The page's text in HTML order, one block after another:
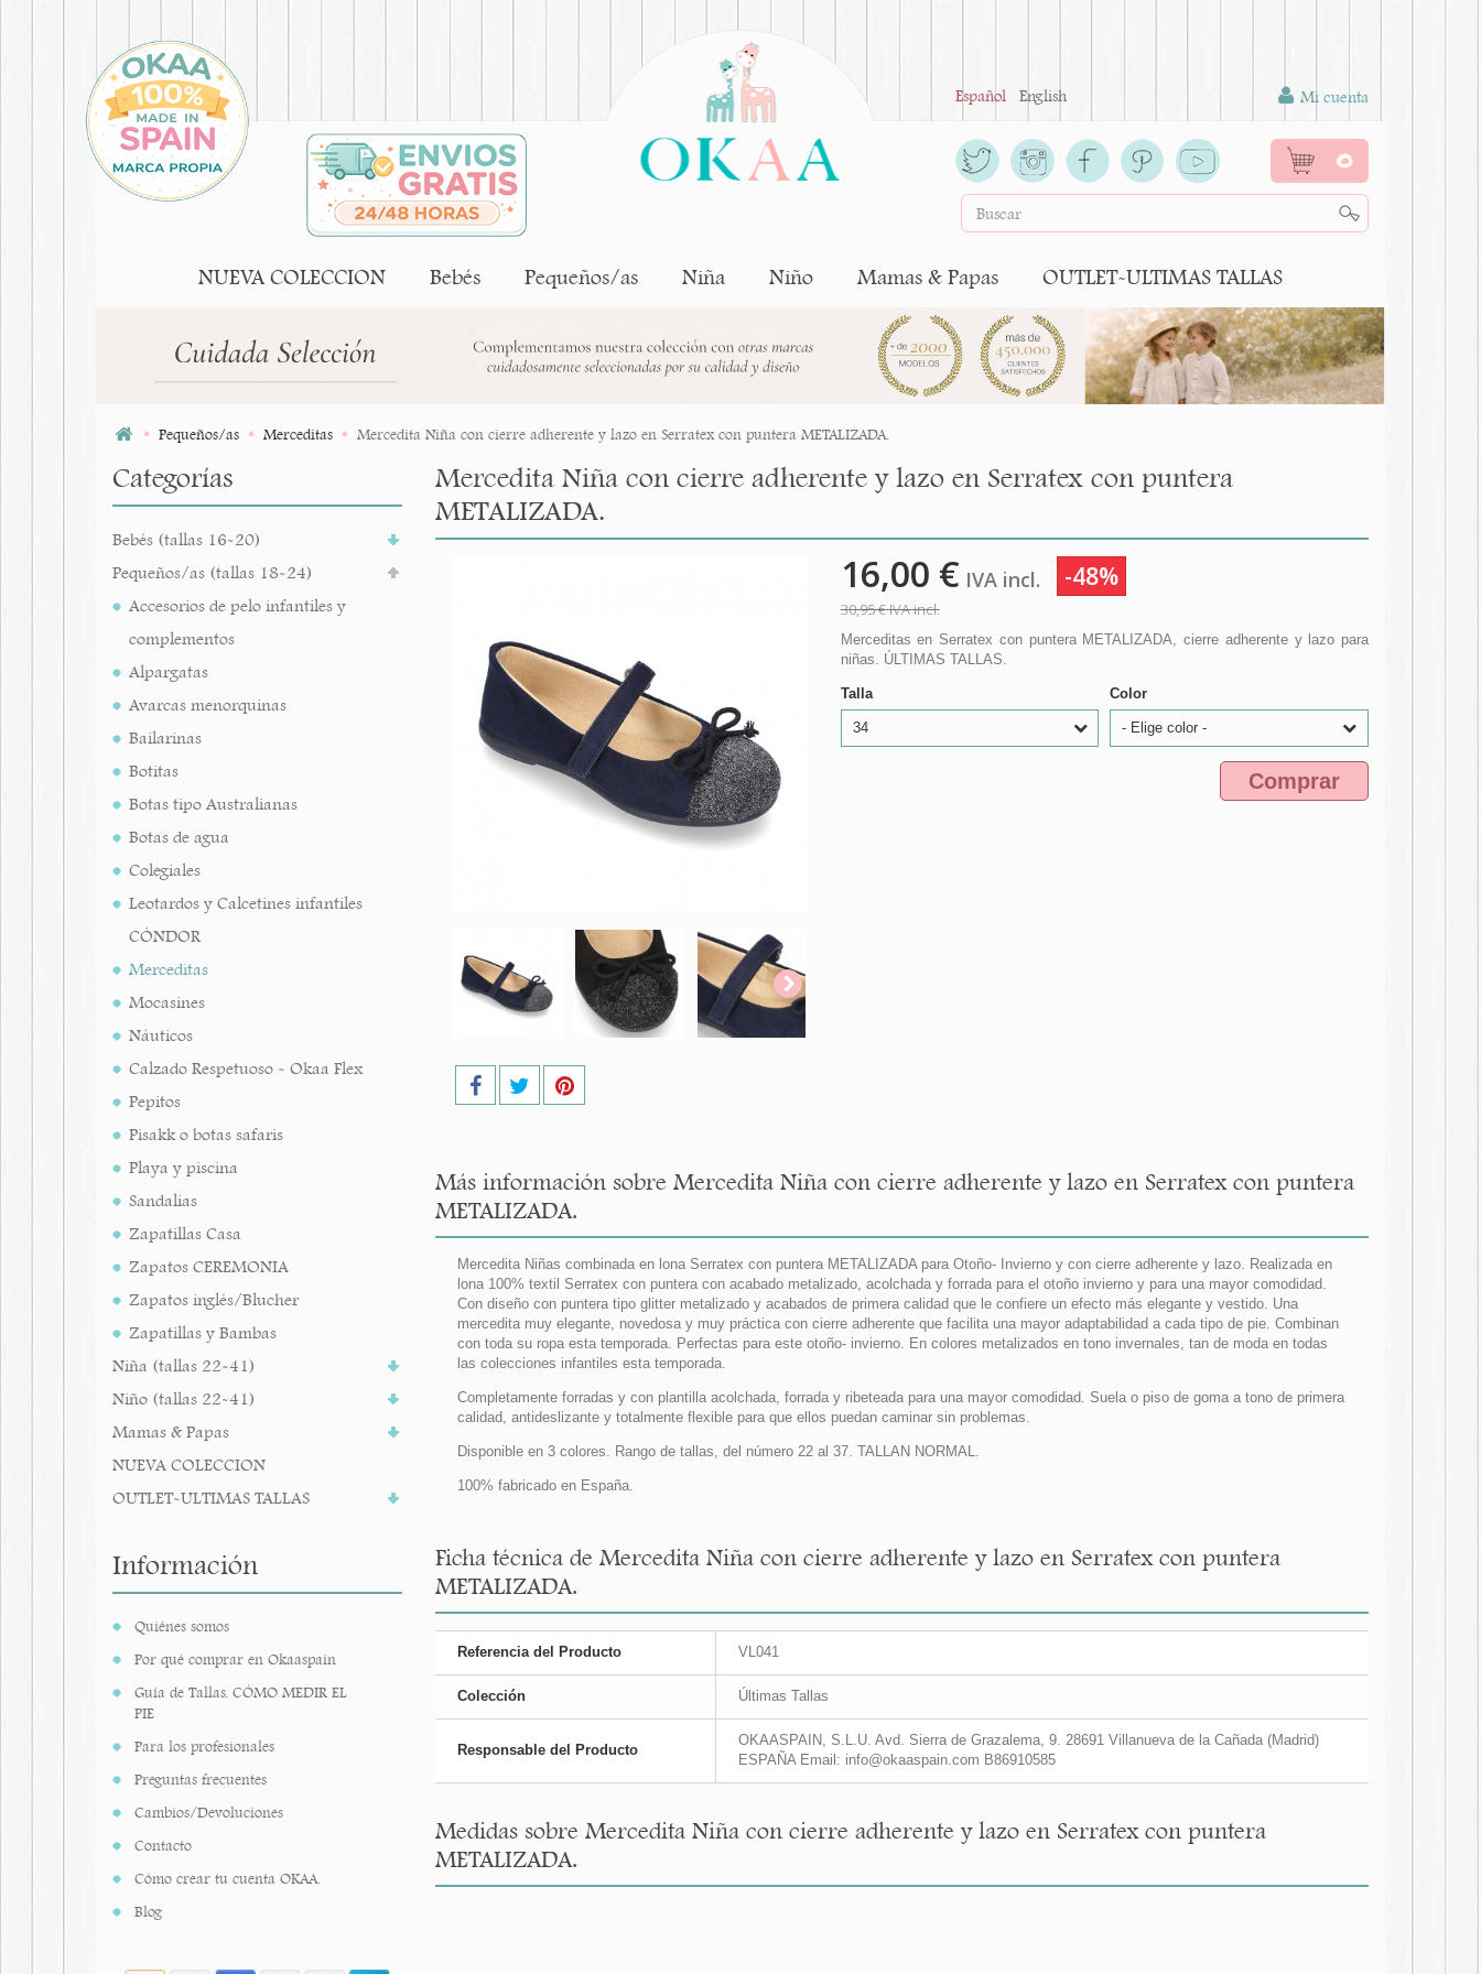
Español English Mi cuenta
0
NUEVA COLECCION Bebés Pequeños/as Niña Niño Mamas & Papas OUTLET-ULTIMAS TALLAS
Pequeños/as Merceditas Mercedita Niña con cierre adherente y lazo en Serratex con puntera METALIZADA.
Categorías
Bebés (tallas 16-20)
Pequeños/as (tallas 18-24)
Accesorios de pelo infantiles y
complementos
Alpargatas
Avarcas menorquinas
Bailarinas
Botitas
Botas tipo Australianas
Botas de agua
Colegiales
Leotardos y Calcetines infantiles
CÓNDOR
Merceditas
Mocasines
Náuticos
Calzado Respetuoso - Okaa Flex
Pepitos
Pisakk o botas safaris
Playa y piscina
Sandalias
Zapatillas Casa
Zapatos CEREMONIA
Zapatos inglés/Blucher
Zapatillas y Bambas
Niña (tallas 22-41)
Niño (tallas 22-41)
Mamas & Papas
NUEVA COLECCION
OUTLET-ULTIMAS TALLAS
Información
Quiénes somos
Por qué comprar en Okaaspain
Guía de Tallas. CÓMO MEDIR EL
PIE
Para los profesionales
Preguntas frecuentes
Cambios/Devoluciones
Contacto
Cómo crear tu cuenta OKAA.
Blog
Mercedita Niña con cierre adherente y lazo en Serratex con puntera
METALIZADA.
16,00 € IVA incl. -48%
30,95 €IVA incl.
Merceditas en Serratex con puntera METALIZADA, cierre adherente y lazo para
niñas. ÚLTIMAS TALLAS.
Talla
34
Color
- Elige color -
Comprar
Más información sobre Mercedita Niña con cierre adherente y lazo en Serratex con puntera
METALIZADA.
Mercedita Niñas combinada en lona Serratex con puntera METALIZADA para Otoño- Invierno y con cierre adherente y lazo. Realizada en
lona 100% textil Serratex con puntera con acabado metalizado, acolchada y forrada para el otoño invierno y para una mayor comodidad.
Con diseño con puntera tipo glitter metalizado y acabados de primera calidad que le confiere un efecto más elegante y vestido. Una
mercedita muy elegante, novedosa y muy práctica con cierre adherente que facilita una mayor adaptabilidad a cada tipo de pie. Combinan
con toda su ropa esta temporada. Perfectas para este otoño- invierno. En colores metalizados en tono invernales, tan de moda en todas
las colecciones infantiles esta temporada.
Completamente forradas y con plantilla acolchada, forrada y ribeteada para una mayor comodidad. Suela o piso de goma a tono de primera
calidad, antideslizante y totalmente flexible para que ellos puedan caminar sin problemas.
Disponible en 3 colores. Rango de tallas, del número 22 al 37. TALLAN NORMAL.
100% fabricado en España.
Ficha técnica de Mercedita Niña con cierre adherente y lazo en Serratex con puntera
METALIZADA.
Referencia del Producto VL041
Colección Últimas Tallas
Responsable del Producto
OKAASPAIN, S.L.U. Avd. Sierra de Grazalema, 9. 28691 Villanueva de la Cañada (Madrid)
ESPAÑA Email: info@okaaspain.com B86910585
Medidas sobre Mercedita Niña con cierre adherente y lazo en Serratex con puntera
METALIZADA.